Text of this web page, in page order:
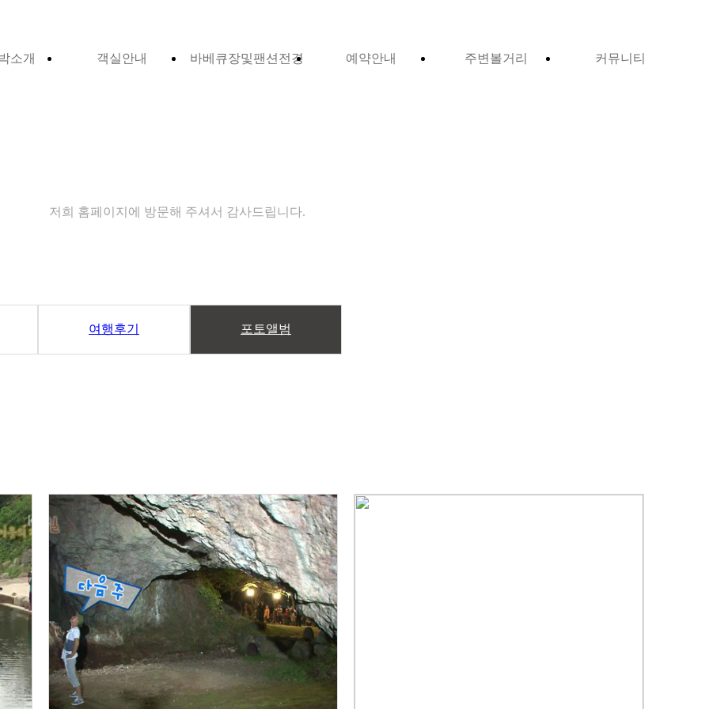
소개 객실안내 바베큐장및팬션전경 예약안내 주변볼거리 커뮤니티
저희 홈페이지에 방문해 주셔서 감사드립니다.
여행후기 포토앨범